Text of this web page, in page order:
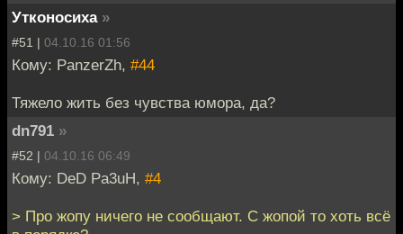
Утконосиха »
#51 | 04.10.16 01:56
Кому: PanzerZh, #44
Тяжело жить без чувства юмора, да?
dn791 »
#52 | 04.10.16 06:49
Кому: DeD Pa3uH, #4
> Про жопу ничего не сообщают. С жопой то хоть всё